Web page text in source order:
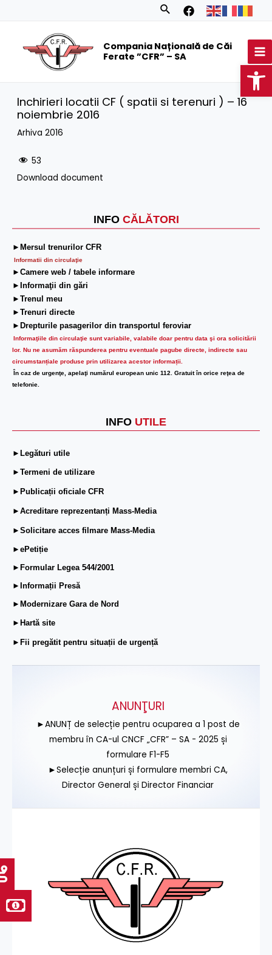
Search
Compania Națională de Căi
Ferate ”CFR” – SA
INFO CĂLĂTORI
►Mersul trenurilor CFR
Informatii din circulaţie
►Camere web / tabele informare
►Informaţii din gări
►Trenul meu
►Trenuri directe
►Drepturile pasagerilor din transportul feroviar
Informaţiile din circulaţie sunt variabile, valabile doar pentru data şi ora solicitării
lor. Nu ne asumăm răspunderea pentru eventuale pagube directe, indirecte sau
circumstanțiale produse prin utilizarea acestor informații.
În caz de urgenţe, apelaţi numărul european unic 112. Gratuit în orice reţea de
telefonie.
INFO UTILE
►Legături utile
►Termeni de utilizare
►Publicații oficiale CFR
►Acreditare reprezentanți Mass-Media
►Solicitare acces filmare Mass-Media
►ePetiție
►Formular Legea 544/2001
►Informații Presă
►Modernizare Gara de Nord
►Hartă site
►Fii pregătit pentru situații de urgență
Inchirieri locatii CF ( spatii si terenuri ) – 16
noiembrie 2016
Arhiva 2016
53
Download document
ANUNŢURI
►ANUNȚ de selecție pentru ocuparea a 1 post de
membru în CA-ul CNCF „CFR” – SA - 2025 și
formulare F1-F5
►Selecție anunțuri și formulare membri CA,
Director General și Director Financiar